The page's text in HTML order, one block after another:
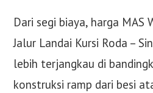
Dari segi biaya, harga MAS
Jalur Landai Kursi Roda –
lebih terjangkau di
konstruksi ramp dari besi